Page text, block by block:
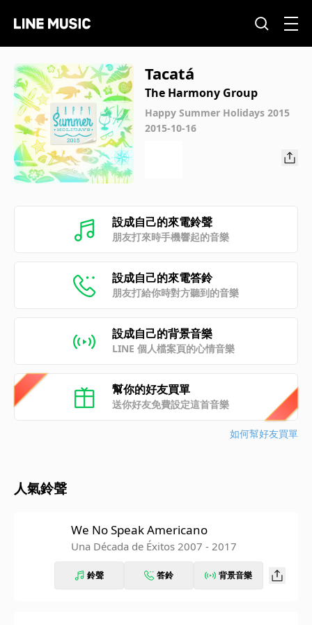
Tacatá
The Harmony Group
Happy Summer Holidays 2015
2015-10-16
設成自己的來電鈴聲
朋友打來時手機響起的音樂
設成自己的來電答鈴
朋友打給你時對方聽到的音樂
設成自己的背景音樂
LINE 個人檔案頁的心情音樂
幫你的好友買單
送你好友免費設定這首音樂
如何幫好友買單
人氣鈴聲
We No Speak Americano
Una Década de Éxitos 2007 - 2017
鈴聲 答鈴 背景音樂